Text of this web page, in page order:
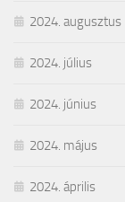
2024. augusztus
2024. július
2024. június
2024. május
2024. április